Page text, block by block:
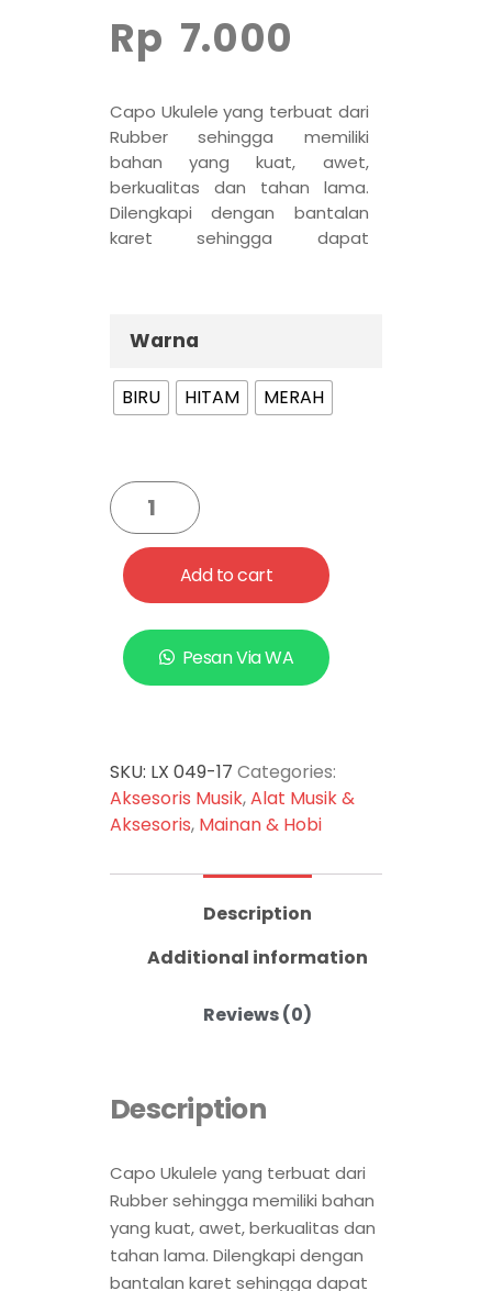
Rp 7.000
Capo Ukulele yang terbuat dari
Rubber sehingga memiliki
bahan yang kuat, awet,
berkualitas dan tahan lama.
Dilengkapi dengan bantalan
karet sehingga dapat
Warna
BIRU HITAM MERAH
Add to cart
Pesan Via WA
SKU: LX 049-17 Categories:
Aksesoris Musik,Alat Musik &
Aksesoris, Mainan & Hobi
Description
Additional information
Reviews (0)
Description
Capo Ukulele yang terbuat dari
Rubber sehingga memiliki bahan
yang kuat, awet, berkualitas dan
tahan lama. Dilengkapi dengan
bantalan karet sehingga dapat